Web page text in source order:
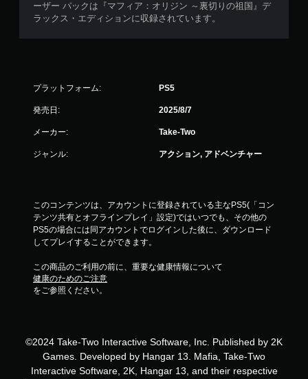
ーザー パックは『マフィア：オリジン ～裏切りの祖国』デ
ラックス・エディションに収録されています。
プラットフォーム: PS5
発売日: 2025/8/7
メーカー: Take-Two
ジャンル: アクション, アドベンチャー
このコンテンツは、アカウントに登録されている主なPS5(「コン
テンツ共有とオフラインプレイ」設定)ではいつでも、その他の
PS5の場合には同アカウントでログインした後に、ダウンロード
してプレイすることができます。
この商品のご利用の前に、重要な健康情報について
健康のためのご注意
をご参照ください。
©2024 Take-Two Interactive Software, Inc. Published by 2K
Games. Developed by Hangar 13. Mafia, Take-Two
Interactive Software, 2K, Hangar 13, and their respective